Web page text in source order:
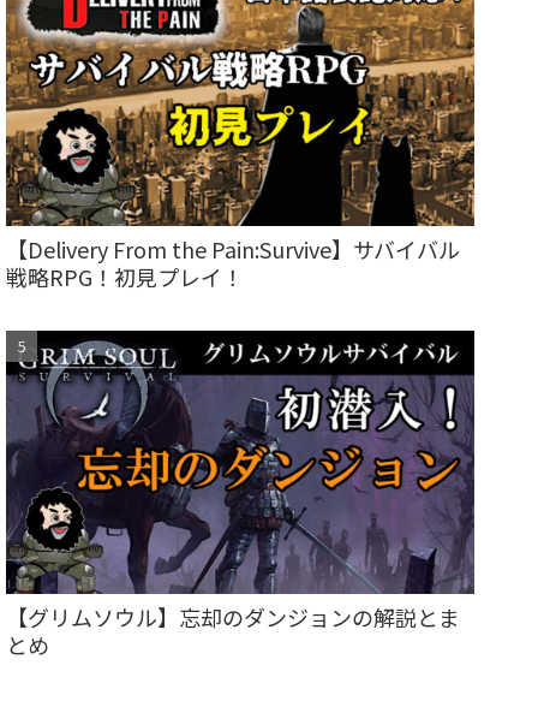
【Delivery From the Pain:Survive】サバイバル
戦略RPG！初見プレイ！
【グリムソウル】忘却のダンジョンの解説とま
とめ